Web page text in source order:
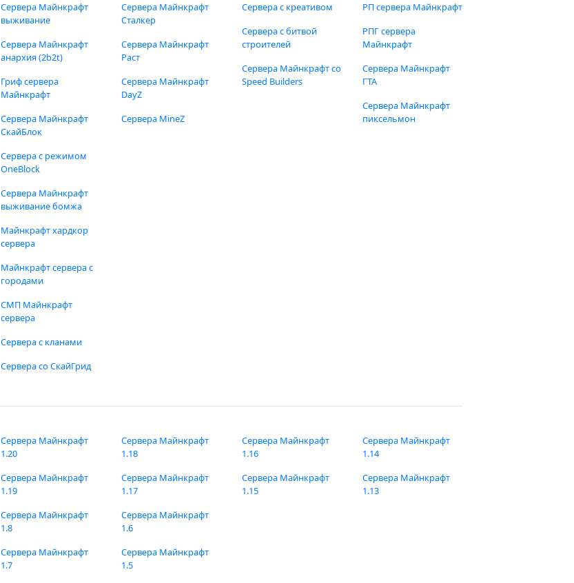
Сервера Майнкрафт
выживание
Сервера Майнкрафт
анархия (2b2t)
Гриф сервера
Майнкрафт
Сервера Майнкрафт
СкайБлок
Сервера с режимом
OneBlock
Сервера Майнкрафт
выживание бомжа
Майнкрафт хардкор
сервера
Майнкрафт сервера с
городами
СМП Майнкрафт
сервера
Сервера с кланами
Сервера со СкайГрид
Сервера Майнкрафт
Сталкер
Сервера Майнкрафт
Раст
Сервера Майнкрафт
DayZ
Сервера MineZ
Сервера с креативом
Сервера с битвой
строителей
Сервера Майнкрафт со
Speed Builders
РП сервера Майнкрафт
РПГ сервера
Майнкрафт
Сервера Майнкрафт
ГТА
Сервера Майнкрафт
пиксельмон
Сервера Майнкрафт
1.20
Сервера Майнкрафт
1.19
Сервера Майнкрафт
1.18
Сервера Майнкрафт
1.17
Сервера Майнкрафт
1.16
Сервера Майнкрафт
1.15
Сервера Майнкрафт
1.14
Сервера Майнкрафт
1.13
Сервера Майнкрафт
1.8
Сервера Майнкрафт
1.7
Сервера Майнкрафт
1.6
Сервера Майнкрафт
1.5